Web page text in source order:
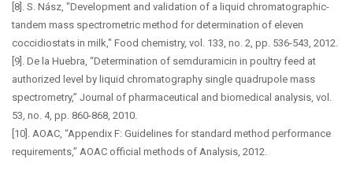
[8]. S. Nász, "Development and validation of a liquid chromatographic-
tandem mass spectrometric method for determination of eleven
coccidiostats in milk," Food chemistry, vol. 133, no. 2, pp. 536-543, 2012.
[9]. De la Huebra, “Determination of semduramicin in poultry feed at
authorized level by liquid chromatography single quadrupole mass
spectrometry,” Journal of pharmaceutical and biomedical analysis, vol.
53, no. 4, pp. 860-868, 2010.
[10]. AOAC, “Appendix F: Guidelines for standard method performance
requirements,” AOAC official methods of Analysis, 2012.